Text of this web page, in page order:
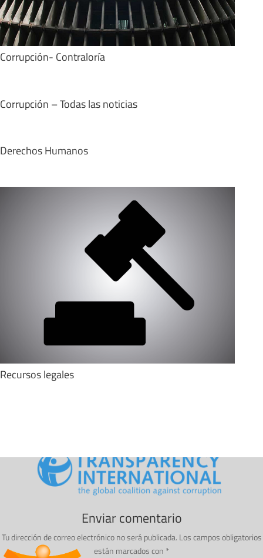
Corrupción- Contraloría
Corrupción – Todas las noticias
Derechos Humanos
Recursos legales
Enviar comentario
Tu dirección de correo electrónico no será publicada. Los campos obligatorios
están marcados con *